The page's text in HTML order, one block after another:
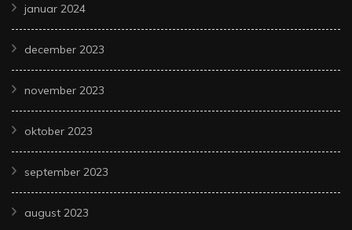
januar 2024
december 2023
november 2023
oktober 2023
september 2023
august 2023